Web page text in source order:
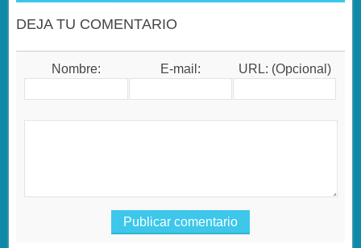
DEJA TU COMENTARIO
Nombre: E-mail: URL: (Opcional)